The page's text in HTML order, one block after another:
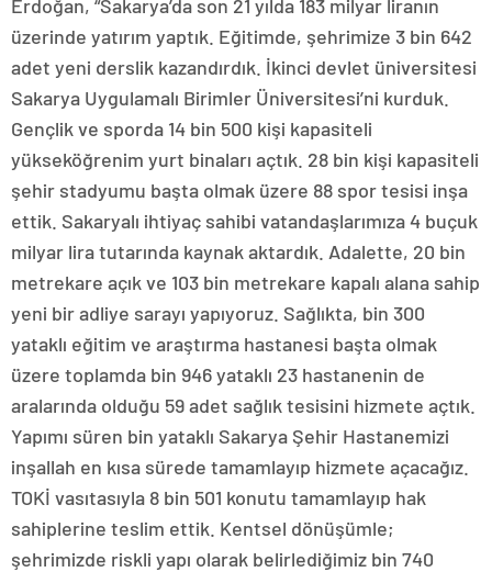
Erdoğan, “Sakarya’da son 21 yılda 183 milyar liranın
üzerinde yatırım yaptık. Eğitimde, şehrimize 3 bin 642
adet yeni derslik kazandırdık. İkinci devlet üniversitesi
Sakarya Uygulamalı Birimler Üniversitesi’ni kurduk.
Gençlik ve sporda 14 bin 500 kişi kapasiteli
yükseköğrenim yurt binaları açtık. 28 bin kişi kapasiteli
şehir stadyumu başta olmak üzere 88 spor tesisi inşa
ettik. Sakaryalı ihtiyaç sahibi vatandaşlarımıza 4 buçuk
milyar lira tutarında kaynak aktardık. Adalette, 20 bin
metrekare açık ve 103 bin metrekare kapalı alana sahip
yeni bir adliye sarayı yapıyoruz. Sağlıkta, bin 300
yataklı eğitim ve araştırma hastanesi başta olmak
üzere toplamda bin 946 yataklı 23 hastanenin de
aralarında olduğu 59 adet sağlık tesisini hizmete açtık.
Yapımı süren bin yataklı Sakarya Şehir Hastanemizi
inşallah en kısa sürede tamamlayıp hizmete açacağız.
TOKİ vasıtasıyla 8 bin 501 konutu tamamlayıp hak
sahiplerine teslim ettik. Kentsel dönüşümle;
şehrimizde riskli yapı olarak belirlediğimiz bin 740